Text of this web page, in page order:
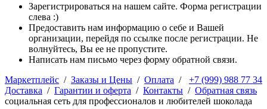
Зарегистрироваться на нашем сайте. Форма регистрации
слева :)
Предоставить нам информацию о себе и Вашей
организации, перейдя по ссылке после регистрации. Не
волнуйтесь, Вы ее не пропустите.
Написать нам письмо через форму обратной связи.
+7 (999) 988 77 34
Маркетплейс / Заказы и Цены / Оплата /
Доставка / Гарантии и оферта / Контакты / Обратная связь
социальная сеть для профессионалов и любителей шоколада